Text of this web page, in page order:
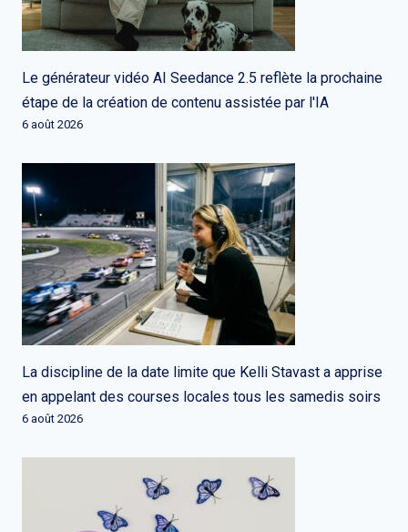
Le générateur vidéo AI Seedance 2.5 reflète la prochaine
étape de la création de contenu assistée par l'IA
6 août 2026
La discipline de la date limite que Kelli Stavast a apprise
en appelant des courses locales tous les samedis soirs
6 août 2026